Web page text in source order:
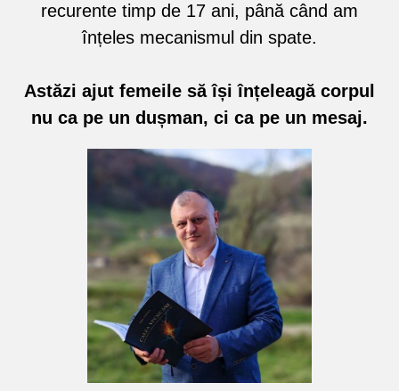
recurente timp de 17 ani, până când am
înțeles mecanismul din spate.
Astăzi ajut femeile să își înțeleagă corpul
nu ca pe un dușman, ci ca pe un mesaj.